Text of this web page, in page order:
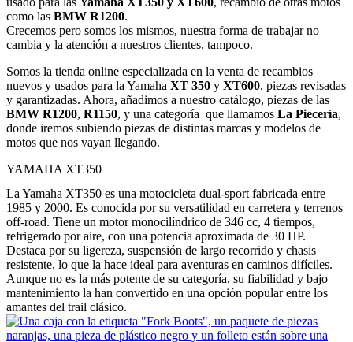
como las BMW R1200.
Crecemos pero somos los mismos, nuestra forma de trabajar no
cambia y la atención a nuestros clientes, tampoco.
Somos la tienda online especializada en la venta de recambios
nuevos y usados para la Yamaha XT 350 y XT600, piezas revisadas
y garantizadas. Ahora, añadimos a nuestro catálogo, piezas de las
BMW R1200, R1150, y una categoría que llamamos La Piecería,
donde iremos subiendo piezas de distintas marcas y modelos de
motos que nos vayan llegando.
YAMAHA XT350
La Yamaha XT350 es una motocicleta dual-sport fabricada entre
1985 y 2000. Es conocida por su versatilidad en carretera y terrenos
off-road. Tiene un motor monocilíndrico de 346 cc, 4 tiempos,
refrigerado por aire, con una potencia aproximada de 30 HP.
Destaca por su ligereza, suspensión de largo recorrido y chasis
resistente, lo que la hace ideal para aventuras en caminos difíciles.
Aunque no es la más potente de su categoría, su fiabilidad y bajo
mantenimiento la han convertido en una opción popular entre los
amantes del trail clásico.